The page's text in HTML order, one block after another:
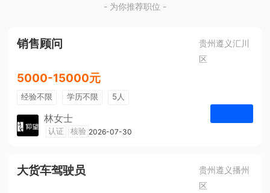
- 为你推荐职位 -
销售顾问
贵州遵义汇川
区
5000-15000元
经验不限 学历不限 5人
林女士
遵义仰望体验空间
认证 核验 2026-07-30
大货车驾驶员
贵州遵义播州
区